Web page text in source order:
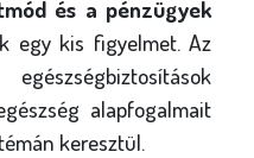
és a pénzügyek
egy kis figyelmet. Az
alapfogalmait
keresztül.